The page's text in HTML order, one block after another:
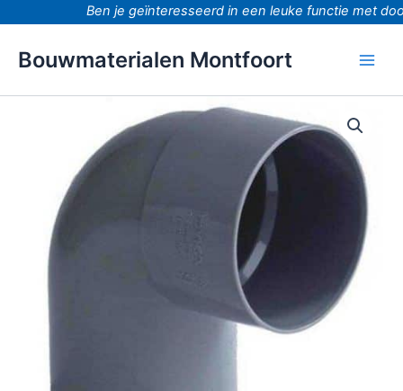
Ben je geïnteresseerd in een leuke functie met
Bouwmaterialen Montfoort
Lijmmofxspie
75mm.riool
aantal